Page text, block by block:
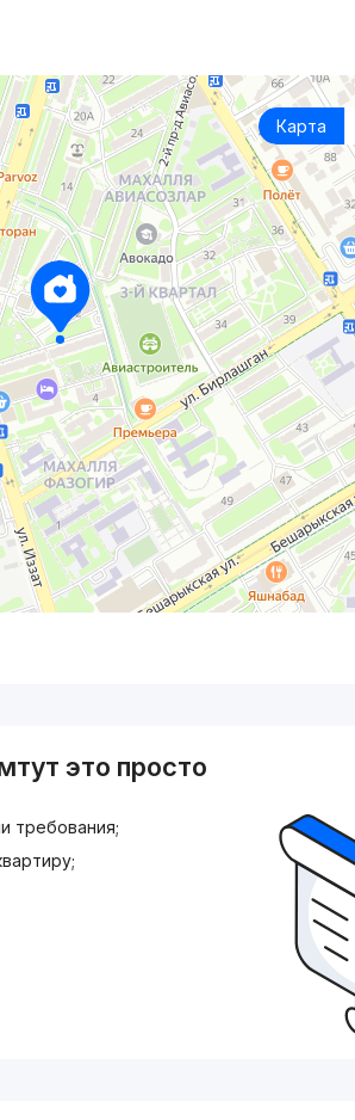
Карта
это просто
требования;